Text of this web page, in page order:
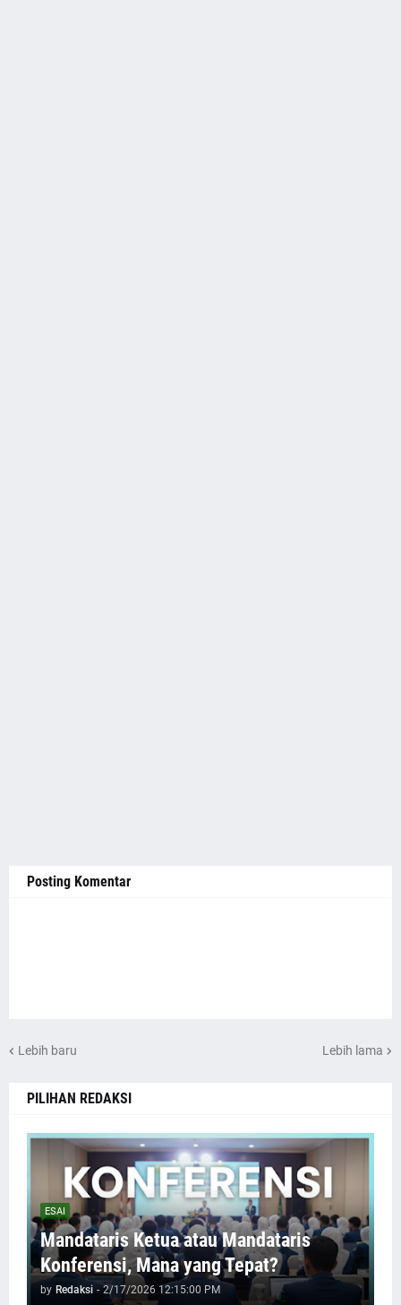
Posting Komentar
Lebih baru Lebih lama
PILIHAN REDAKSI
ESAI
Mandataris Ketua atau Mandataris
Konferensi, Mana yang Tepat?
by Redaksi - 2/17/2026 12:15:00 PM